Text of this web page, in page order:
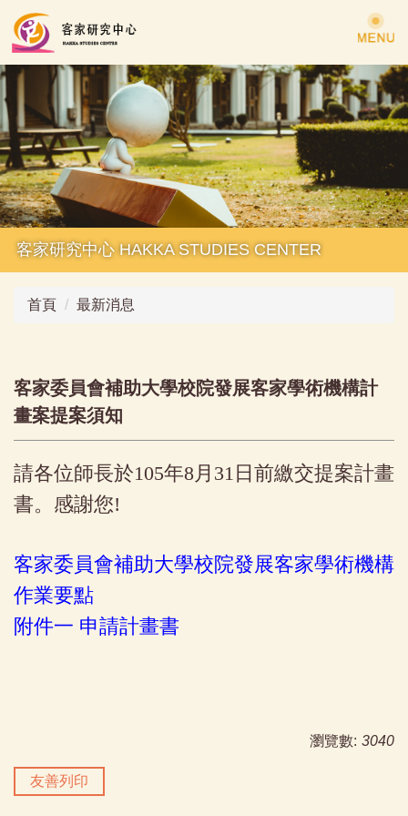
跳
到
主
要
容
區
客家研究中心 HAKKA STUDIES CENTER
首頁 最新消息
客家委員會補助大學校院發展客家學術機構計
畫案提案須知
請各位師長於105年8月31日前繳交提案計畫
書。感謝您!
客家委員會補助大學校院發展客家學術機構
作業要點
附件一 申請計畫書
瀏覽數: 3040
友善列印